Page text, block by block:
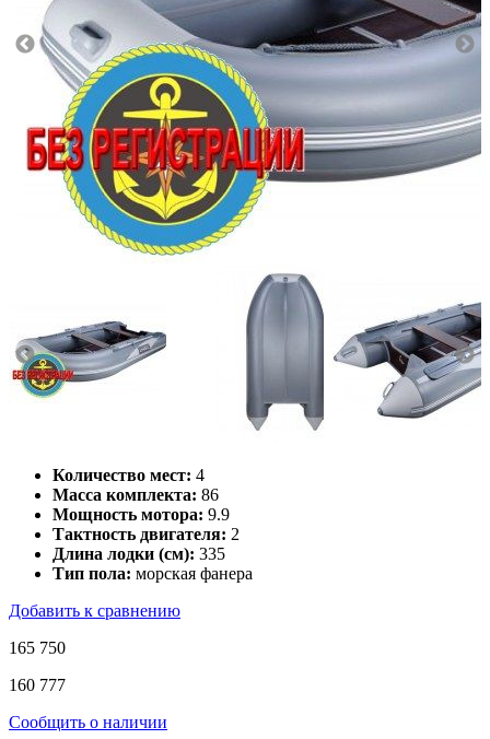
Количество мест: 4
Масса комплекта: 86
Мощность мотора: 9.9
Тактность двигателя: 2
Длина лодки (см): 335
Тип пола: морская фанера
Добавить к сравнению
165 750
160 777
Сообщить о наличии